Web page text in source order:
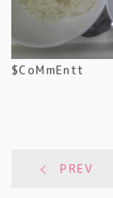
$CoMmEntt
PREV